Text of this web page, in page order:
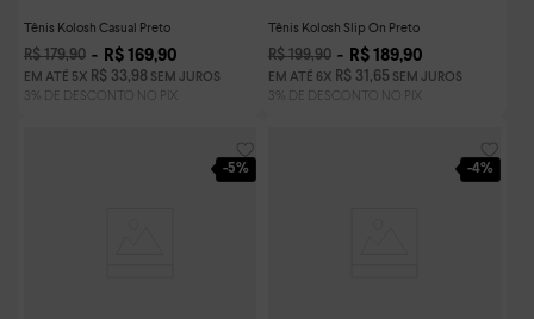
Tênis Kolosh Casual Preto
R$ 179,90 R$ 169,90
EM ATÉ 5 X R$ 33,98 SEM JUROS
Tênis Kolosh Slip On Preto
R$ 199,90 R$ 189,90
EM ATÉ 6X R$ 31 ,65 SEM JUROS
-5% -4%